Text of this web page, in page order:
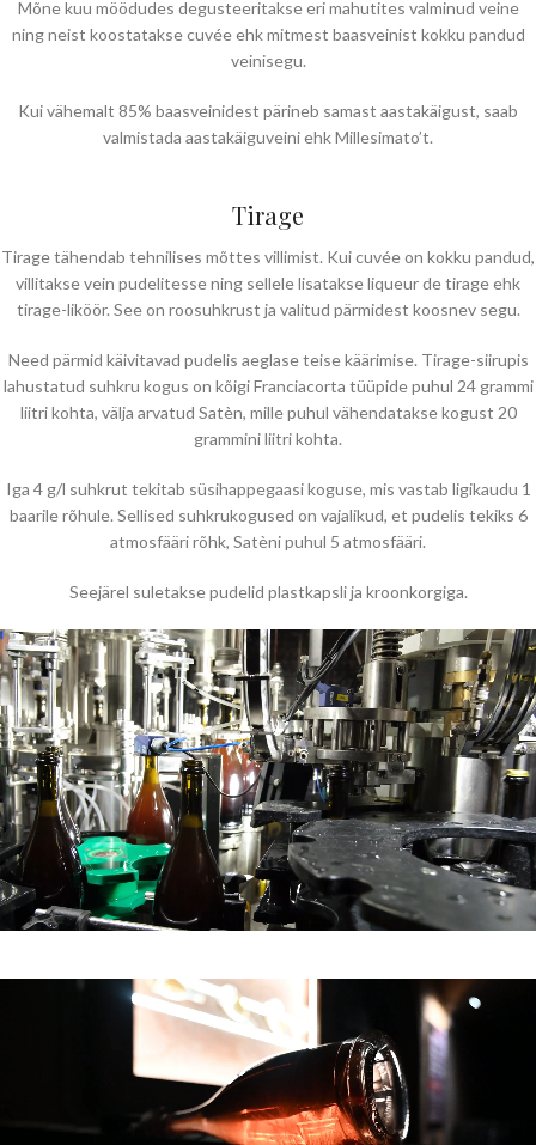
Mõne kuu möödudes degusteeritakse eri mahutites valminud veine
ning neist koostatakse cuvée ehk mitmest baasveinist kokku pandud
veinisegu.
Kui vähemalt 85% baasveinidest pärineb samast aastakäigust, saab
valmistada aastakäiguveini ehk Millesimato’t.
Tirage
Tirage tähendab tehnilises mõttes villimist. Kui cuvée on kokku pandud,
villitakse vein pudelitesse ning sellele lisatakse liqueur de tirage ehk
tirage-liköör. See on roosuhkrust ja valitud pärmidest koosnev segu.
Need pärmid käivitavad pudelis aeglase teise käärimise. Tirage-siirupis
lahustatud suhkru kogus on kõigi Franciacorta tüüpide puhul 24 grammi
liitri kohta, välja arvatud Satèn, mille puhul vähendatakse kogust 20
grammini liitri kohta.
Iga 4 g/l suhkrut tekitab süsihappegaasi koguse, mis vastab ligikaudu 1
baarile rõhule. Sellised suhkrukogused on vajalikud, et pudelis tekiks 6
atmosfääri rõhk, Satèni puhul 5 atmosfääri.
Seejärel suletakse pudelid plastkapsli ja kroonkorgiga.